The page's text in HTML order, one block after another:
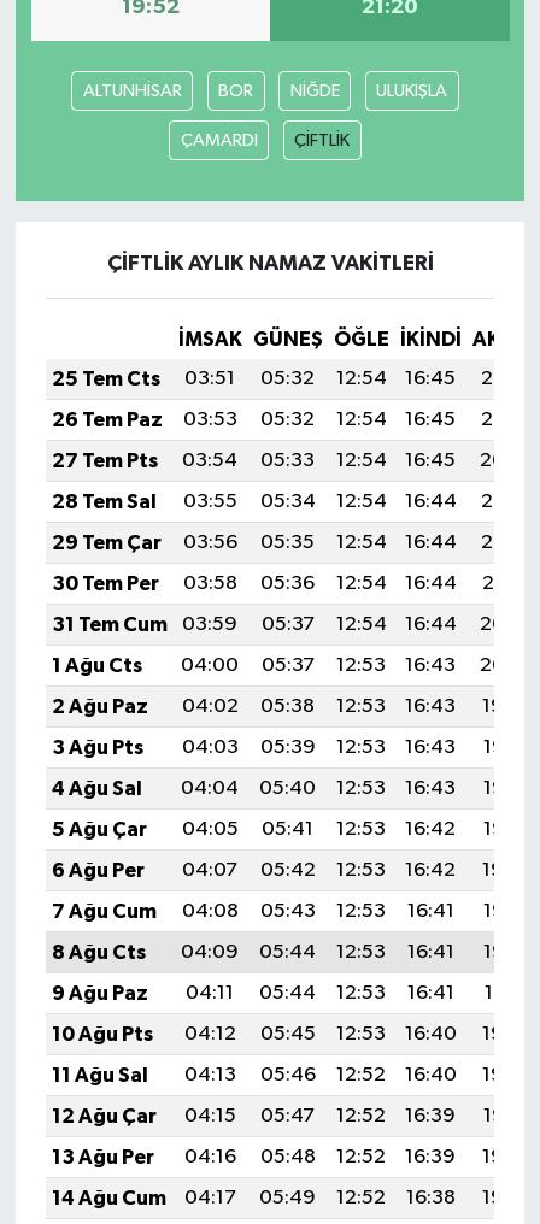
19:52 21:20
ALTUNHİSAR BOR NİĞDE ULUKIŞLA
ÇAMARDI ÇİFTLİK
ÇİFTLİK AYLIK NAMAZ VAKITLERI
İMSAK GÜNEŞ ÖĞLE İKINDI
25 Tem Cts
03:51 05:32 12:54 16:45
20:06
26 Tem Paz
03:53 05:32 12:54 16:45
20:05
27 Tem Pts
03:54 05:33 12:54 16:45
20:04
28 Tem Sal
03:55 05:34 12:54 16:44
20:03
29 Tem Çar
03:56 05:35 12:54 16:44
20:02
30 Tem Per
03:58 05:36 12:54 16:44
20:01
31 Tem Cum
03:59 05:37 12:54 16:44
20:00
1 Ağu Cts
04:00 05:37 12:53 16:43
20:00
2 Ağu Paz
04:02 05:38 12:53 16:43
19:59
3 Ağu Pts
04:03 05:39 12:53 16:43
19:58
4 Ağu Sal
04:04 05:40 12:53 16:43
19:56
5 Ağu Çar
04:05 05:41 12:53 16:42
19:55
6 Ağu Per
04:07 05:42 12:53 16:42
19:54
7 Ağu Cum
04:08 05:43 12:53 16:41
19:53
8 Ağu Cts
04:09 05:44 12:53 16:41
19:52
9 Ağu Paz
04:11 05:44 12:53 16:41
19:51
10 Ağu Pts
04:12 05:45 12:53 16:40
19:50
11 Ağu Sal
04:13 05:46 12:52 16:40
19:49
12 Ağu Çar
04:15 05:47 12:52 16:39
19:47
13 Ağu Per
04:16 05:48 12:52 16:39
19:46
14 Ağu Cum
04:17 05:49 12:52 16:38
19:45
TÜRKİYE'DE TREND HABERLER